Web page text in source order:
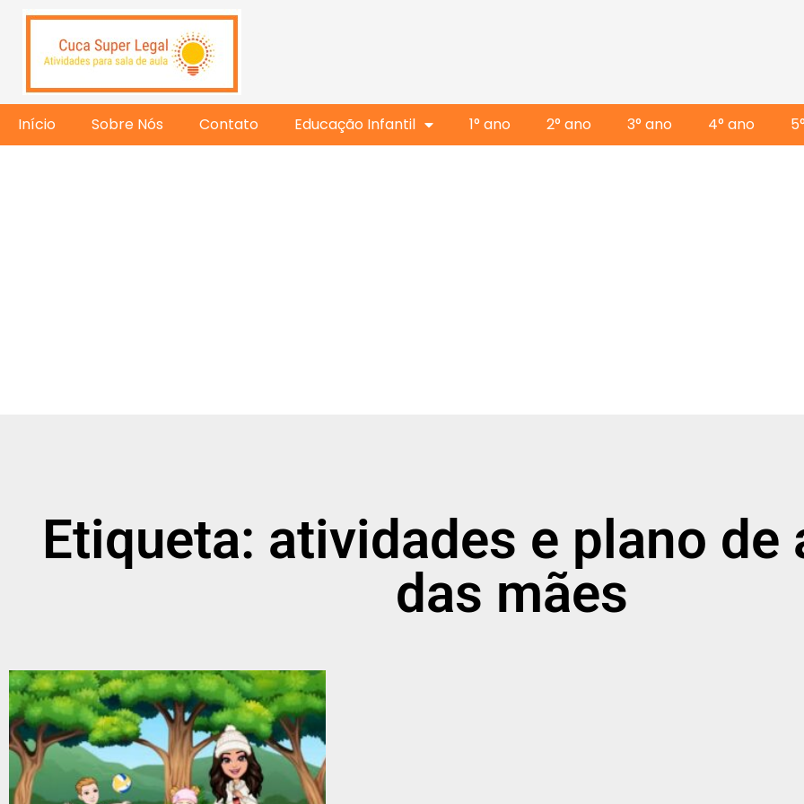
Início Sobre Nós Contato Educação Infantil 1° ano 2° ano 3° ano 4° ano
Etiqueta: atividades e plano de
das mães